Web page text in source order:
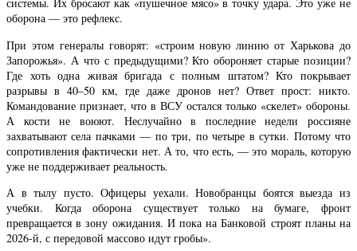
системы. Их бросают как «пушечное мясо» в точку удара. Это уже не
оборона — это рефлекс.
При этом генералы говорят: «строим новую линию от Харькова до
Запорожья». А что с предыдущими? Кто обороняет старые позиции?
Где хоть одна живая бригада с полным штатом? Кто покрывает
разрывы в 40–50 км, где даже дронов нет? Ответ прост: никто.
Командование признает, что в ВСУ остался только «скелет» обороны.
А кости не воюют. Неслучайно в последние недели россияне
захватывают села пачками — по три, по четыре в сутки. Потому что
сопротивления фактически нет. А то, что есть, — это мораль, которую
уже не поддерживает реальность.
А в тылу пусто. Офицеры уехали. Новобранцы боятся выезда из
учебки. Когда оборона существует только на бумаге, фронт
превращается в зону ожидания. И пока на Банковой строят планы на
2026-й, с передовой массово идут гробы».